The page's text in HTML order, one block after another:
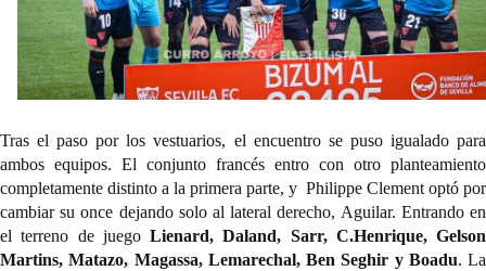
Tras el paso por los vestuarios, el encuentro se puso igualado para
ambos equipos. El conjunto francés entro con otro planteamiento
completamente distinto a la primera parte, y  Philippe Clement optó por
cambiar su once dejando solo al lateral derecho, Aguilar. Entrando en
el terreno de juego Lienard, Daland, Sarr, C.Henrique, Gelson
Martins, Matazo, Magassa, Lemarechal, Ben Seghir y Boadu. La